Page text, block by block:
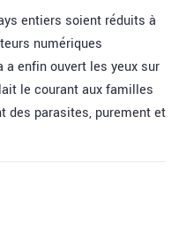
entiers soient réduits à
numériques
enfin ouvert les yeux sur
le courant aux familles
des parasites, purement et